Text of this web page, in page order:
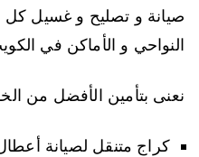
صيانة و تصليح و غسيل كل
النواحي و الأماكن في
نعنى بتأمين الأفضل من
كراج متنقل لصيانة